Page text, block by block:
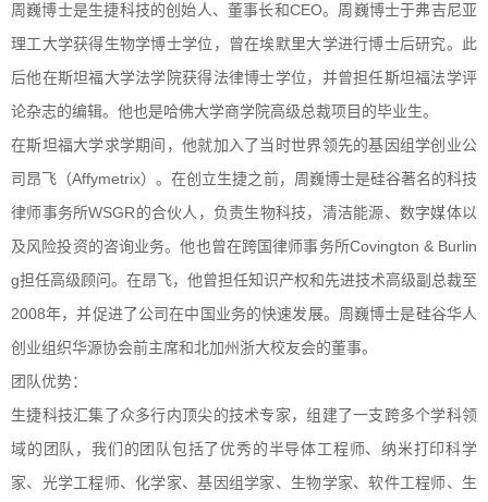
周巍博士是生捷科技的创始人、董事长和CEO。 周巍博士于弗吉尼亚
理工大学获得生物学博士学位，曾在埃默里大学进行博士后研究。此
后他在斯坦福大学法学院获得法律博士学位，并曾担任斯坦福法学评
论杂志的编辑。他也是哈佛大学商学院高级总裁项目的毕业生。
在斯坦福大学求学期间，他就加入了当时世界领先的基因组学创业公
司昂飞（Affymetrix）。在创立生捷之前，周巍博士是硅谷著名的科技
律师事务所WSGR 的合伙人，负责生物科技，清洁能源、数字媒体以
及风险投资的咨询业务。他也曾在跨国律师事务所Covington&Burlin
g担任高级顾问。在昂飞，他曾担任知识产权和先进技术高级副总裁至
2008年，并促进了公司在中国业务的快速发展。周巍博士是硅谷华人
创业组织华源协会前主席和北加州浙大校友会的董事。
团队优势：
生捷科技汇集了众多行内顶尖的技术专家，组建了一支跨多个学科领
域的团队，我们的团队包括了优秀的半导体工程师、纳米打印科学
家、光学工程师、化学家、基因组学家、生物学家、软件工程师、生